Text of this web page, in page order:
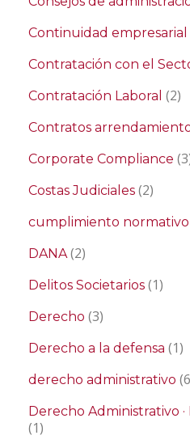
Continuidad empresarial
Contratación con el
Contratación Laboral (2)
Contratos
Corporate Compliance
Costas Judiciales (2)
cumplimiento normativo
DANA(2)
Delitos Societarios (1)
Derecho (3)
Derecho a la defensa (1)
derecho administrativo
Derecho Administrativo ·
(1)